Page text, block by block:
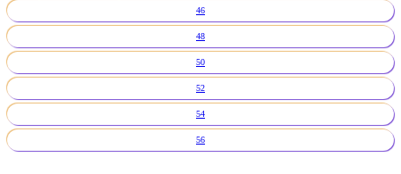
46
48
50
52
54
56